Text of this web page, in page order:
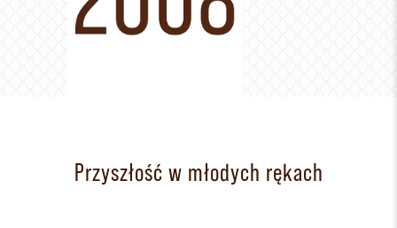
Przyszłość w młodych rękach